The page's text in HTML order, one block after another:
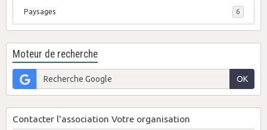
Paysages 6
Moteur de recherche
OK
Contacter l'association Votre organisation